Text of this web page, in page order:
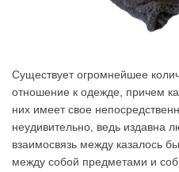
Существует огромнейшее
отношение к одежде, причем
них имеет свое
неудивительно, ведь издавна
взаимосвязь между казалось
между собой предметами и